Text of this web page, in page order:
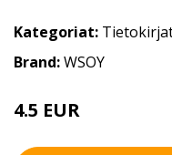
Kategoriat:
Brand:WSOY
4.5 EUR